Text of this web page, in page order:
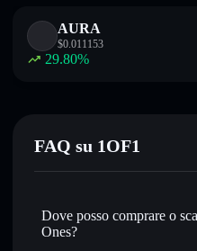
AURA
$0.011153
29.80%
FAQ su 1OF1
Dove posso comprare o
Ones?